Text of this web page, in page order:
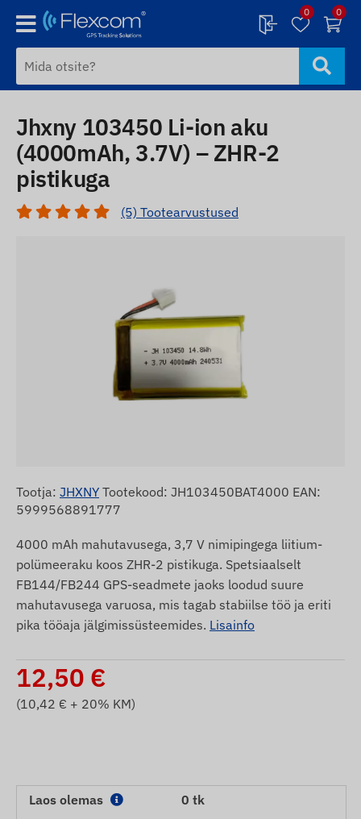
0 0
Jhxny 103450 Li-ion aku
(4000mAh, 3.7V) – ZHR-2
pistikuga
(5) Tootearvustused
Tootja: JHXNY Tootekood: JH103450BAT4000 EAN:
5999568891777
4000 mAh mahutavusega, 3,7 V nimipingega liitium-
polümeeraku koos ZHR-2 pistikuga. Spetsiaalselt
FB144/FB244 GPS-seadmete jaoks loodud suure
mahutavusega varuosa, mis tagab stabiilse töö ja eriti
pika tööaja jälgimissüsteemides. Lisainfo
12,50 €
(10,42 € + 20% KM)
Laos olemas
0 tk